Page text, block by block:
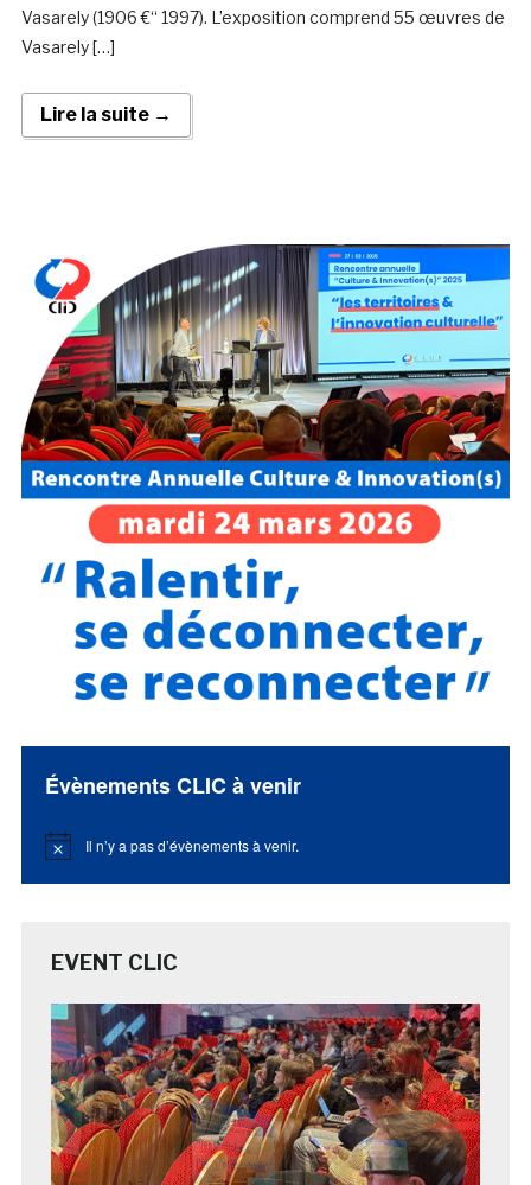
Vasarely (1906 €“ 1997). L’exposition comprend 55 œuvres de
Vasarely […]
Lire la suite →
Évènements CLIC à venir
Notice Il n’y a pas d’évènements à venir.
EVENT CLIC